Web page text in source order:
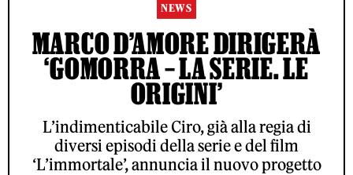
NEWS
MARCO D’AMORE DIRIGERÀ
‘GOMORRA – LA SERIE. LE
ORIGINI’
L’indimenticabile Ciro, già alla regia di
diversi episodi della serie e del film
‘L’immortale’, annuncia il nuovo progetto